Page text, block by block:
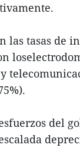
las tasas de
del